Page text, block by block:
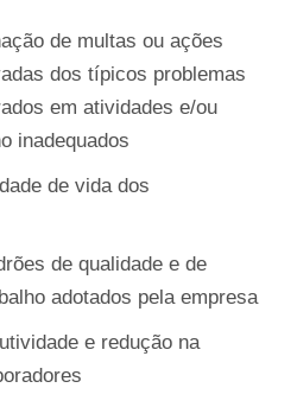
de multas ou ações
dos típicos problemas
em atividades e/ou
inadequados
de vida dos
de qualidade e de
adotados pela empresa
e redução na